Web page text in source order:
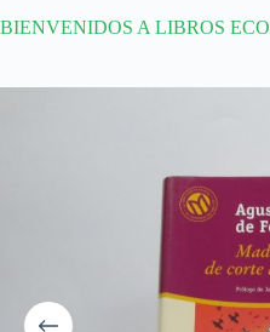
BIENVENIDOS A LIBROS ECO